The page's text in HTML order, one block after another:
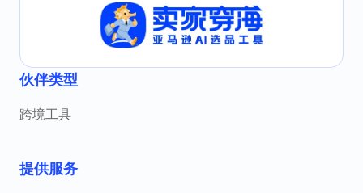
伙伴类型
跨境工具
提供服务